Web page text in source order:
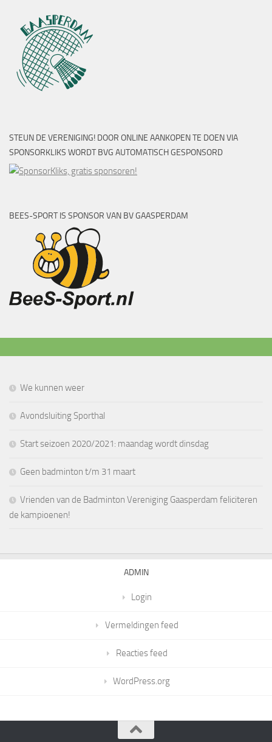
STEUN DE VERENIGING! DOOR ONLINE AANKOPEN TE DOEN VIA
SPONSORKLIKS WORDT BVG AUTOMATISCH GESPONSORD
BEES-SPORT IS SPONSOR VAN BV GAASPERDAM
We kunnen weer
Avondsluiting Sporthal
Start seizoen 2020/2021: maandag wordt dinsdag
Geen badminton t/m 31 maart
Vrienden van de Badminton Vereniging Gaasperdam feliciteren
de kampioenen!
ADMIN
Login
Vermeldingen feed
Reacties feed
WordPress.org